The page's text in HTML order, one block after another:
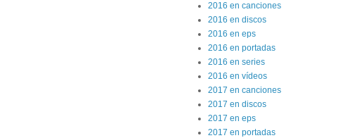
2016 en canciones
2016 en discos
2016 en eps
2016 en portadas
2016 en series
2016 en vídeos
2017 en canciones
2017 en discos
2017 en eps
2017 en portadas